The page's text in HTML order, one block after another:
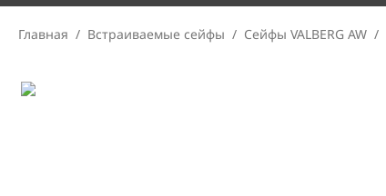
Главная / Встраиваемые сейфы / Сейфы VALBERG AW /